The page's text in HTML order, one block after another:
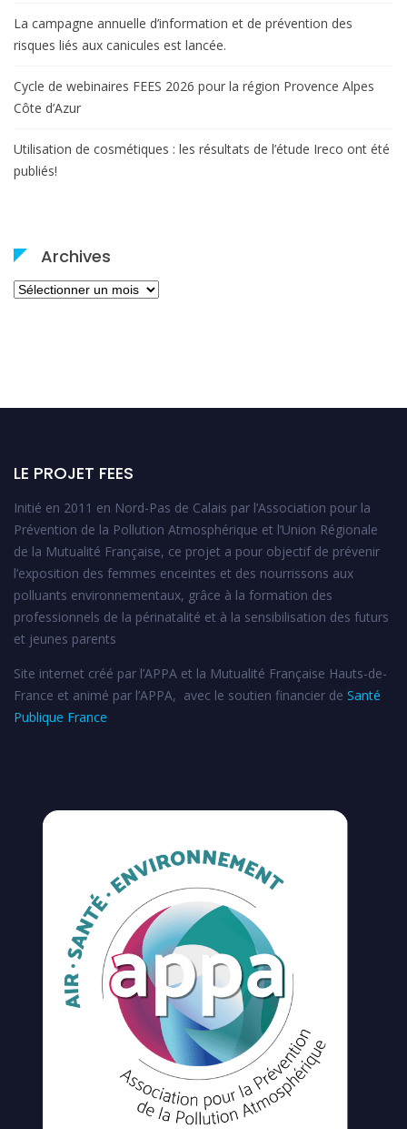
La campagne annuelle d’information et de prévention des
risques liés aux canicules est lancée.
Cycle de webinaires FEES 2026 pour la région Provence Alpes
Côte d’Azur
Utilisation de cosmétiques : les résultats de l’étude Ireco ont été
publiés!
Archives
Archives
LE PROJET FEES
Initié en 2011 en Nord-Pas de Calais par l’Association pour la
Prévention de la Pollution Atmosphérique et l’Union Régionale
de la Mutualité Française, ce projet a pour objectif de prévenir
l’exposition des femmes enceintes et des nourrissons aux
polluants environnementaux, grâce à la formation des
professionnels de la périnatalité et à la sensibilisation des futurs
et jeunes parents
Site internet créé par l’APPA et la Mutualité Française Hauts-de-
France et animé par l’APPA, avec le soutien financier de Santé
Publique France